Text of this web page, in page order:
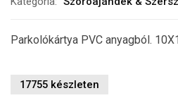
Parkolókártya PVC anyagból.
17755 készleten